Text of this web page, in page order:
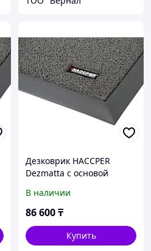
Дезковрик HACCPER
Dezmatta с основой
В наличии
86 600₸
Купить